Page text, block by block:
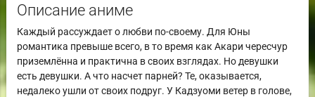
Описание аниме
Каждый рассуждает о любви по-своему. Для Юны
романтика превыше всего, в то время как Акари чересчур
приземлённа и практична в своих взглядах. Но девушки
есть девушки. А что насчет парней? Те, оказывается,
недалеко ушли от своих подруг. У Кадзуоми ветер в голове,